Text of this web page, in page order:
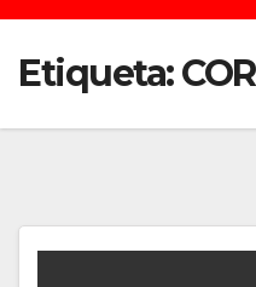
Etiqueta: